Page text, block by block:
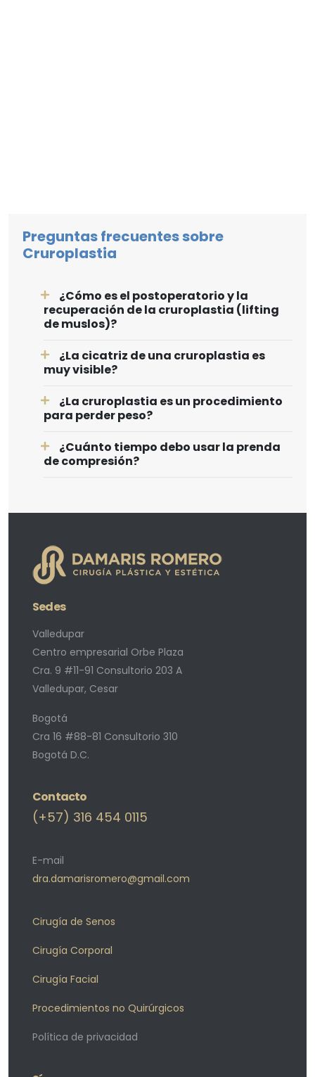
Preguntas frecuentes sobre
Cruroplastia
¿Cómo es el postoperatorio y la
recuperación de la cruroplastia (lifting
de muslos)?
¿La cicatriz de una cruroplastia es
muy visible?
¿La cruroplastia es un procedimiento
para perder peso?
¿Cuánto tiempo debo usar la prenda
de compresión?
Sedes
Valledupar
Centro empresarial Orbe Plaza
Cra. 9 #11-91 Consultorio 203 A
Valledupar, Cesar
Bogotá
Cra 16 #88-81 Consultorio 310
Bogotá D.C.
Contacto
(+57) 316 454 0115
E-mail
dra.damarisromero@gmail.com
Cirugía de Senos
Cirugía Corporal
Cirugía Facial
Procedimientos no Quirúrgicos
Política de privacidad